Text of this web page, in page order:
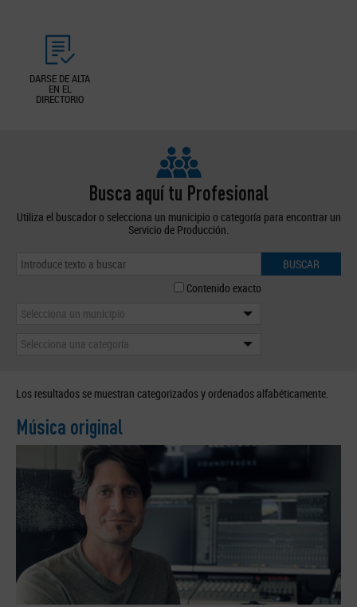
DARSE DE ALTA
EN EL
DIRECTORIO
Busca aquí tu Profesional
Utiliza el buscador o selecciona un municipio o categoría para encontrar un
Servicio de Producción.
BUSCAR
Contenido exacto
Selecciona un municipio
Selecciona una categoría
Los resultados se muestran categorizados y ordenados alfabéticamente.
Música original